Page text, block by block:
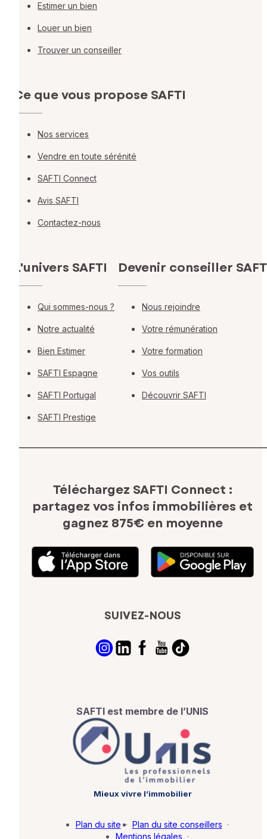
Estimer un bien
Louer un bien
Trouver un conseiller
Ce que vous propose SAFTI
Nos services
Vendre en toute sérénité
SAFTI Connect
Avis SAFTI
Contactez-nous
L'univers SAFTI
Qui sommes-nous ?
Notre actualité
Bien Estimer
SAFTI Espagne
SAFTI Portugal
SAFTI Prestige
Devenir conseiller
Nous rejoindre
Votre rémunération
Votre formation
Vos outils
Découvrir SAFTI
Téléchargez SAFTI Connect :
partagez vos infos immobilières et
gagnez 875€ en moyenne
SUIVEZ-NOUS
SAFTI est membre de l’UNIS
Mieux vivre l’immobilier
Plan du site · Plan du site conseillers ·
Mentions légales ·